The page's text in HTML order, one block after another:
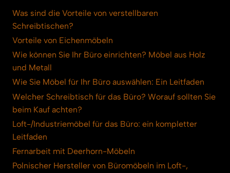
Was sind die Vorteile von verstellbaren
Schreibtischen?
Vorteile von Eichenmöbeln
Wie können Sie Ihr Büro einrichten? Möbel aus Holz
und Metall
Wie Sie Möbel für Ihr Büro auswählen: Ein Leitfaden
Welcher Schreibtisch für das Büro? Worauf sollten Sie
beim Kauf achten?
Loft-/Industriemöbel für das Büro: ein kompletter
Leitfaden
Fernarbeit mit Deerhorn-Möbeln
Polnischer Hersteller von Büromöbeln im Loft-,